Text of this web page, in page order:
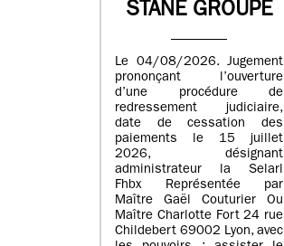
STANE GROUPE
Le 04/08/2026. Jugement
prononçant l’ouverture
d’une procédure de
redressement judiciaire,
date de cessation des
paiements le 15 juillet
2026, désignant
administrateur la Selarl
Fhbx Représentée par
Maître Gaël Couturier Ou
Maître Charlotte Fort 24 rue
Childebert 69002 Lyon, avec